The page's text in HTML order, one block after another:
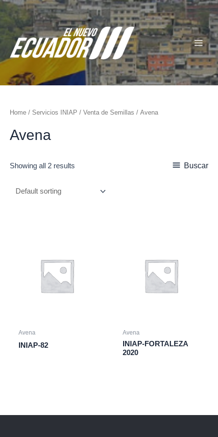
contenido
Main
Menu
Home / Servicios INIAP / Venta de Semillas / Avena
Avena
Showing all 2 results Buscar
Avena
INIAP-82
Avena
INIAP-FORTALEZA
2020